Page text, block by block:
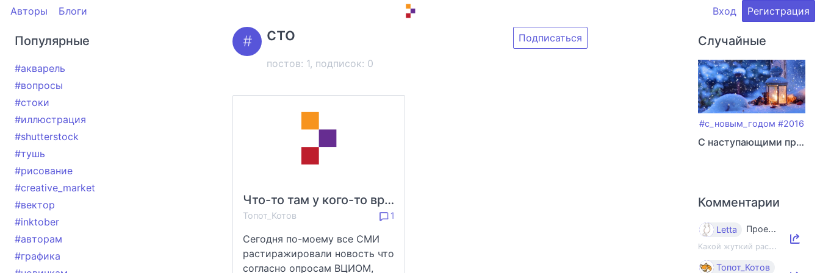
Авторы Блоги Вход Регистрация
Популярные
#акварель
#вопросы
#стоки
#иллюстрация
#shutterstock
#тушь
#рисование
#creative_market
#вектор
#inktober
#авторам
#графика
сто
постов: 1, подписок: 0
Подписаться
Что-то там у кого-то вращается
Топот_Котов 1
Сегодня по-моему все СМИ
растиражировали новость что
согласно опросам ВЦИОМ,
Случайные
#с_новым_годом #2016
C наступающими праздниками!
Комментарии
Letta Проект «Панама»: как ИИ-индустрия уничтожает книги и знания
К
акой жуткий рассказ, какие жуткие фото…
Топот_Котов